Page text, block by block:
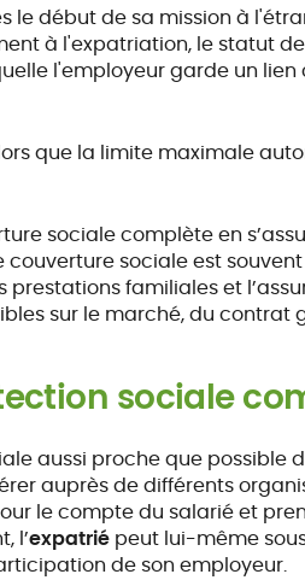
le début de sa mission à
à l'expatriation, le statut
l'employeur garde un
que la limite maximale
sociale complète en
sociale est
familiales et
sur le marché, du
sociale
aussi proche que possible
auprès de différents
le compte du salarié et
l’expatrié peut lui-même
de son employeur.